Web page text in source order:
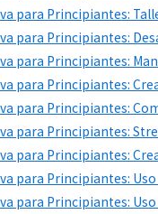
para Principiantes:
para Principiantes:
para Principiantes:
para Principiantes:
para Principiantes:
para Principiantes:
para Principiantes:
para Principiantes:
para Principiantes: Uso